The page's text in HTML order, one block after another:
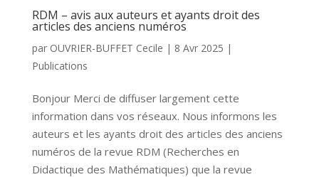
RDM – avis aux auteurs et ayants droit des
articles des anciens numéros
par OUVRIER-BUFFET Cecile | 8 Avr 2025 |
Publications
Bonjour Merci de diffuser largement cette
information dans vos réseaux. Nous informons les
auteurs et les ayants droit des articles des anciens
numéros de la revue RDM (Recherches en
Didactique des Mathématiques) que la revue